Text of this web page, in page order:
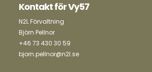
Kontakt för Vy57
N2L Förvaltning
Björn Pellnor
+46 73 430 30 59
bjorn.pellnor@n2l.se